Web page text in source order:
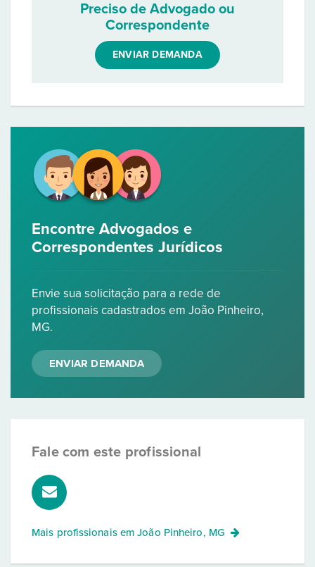
Preciso de Advogado ou
Correspondente
ENVIAR DEMANDA
Encontre Advogados e
Correspondentes Jurídicos
Envie sua solicitação para a rede de
profissionais cadastrados em João Pinheiro,
MG.
ENVIAR DEMANDA
Fale com este profissional
Mais profissionais emJoão Pinheiro, MG